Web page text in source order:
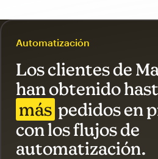
Automatización
Los clientes de
han obtenido
más pedidos en
con los flujos de
automatización.